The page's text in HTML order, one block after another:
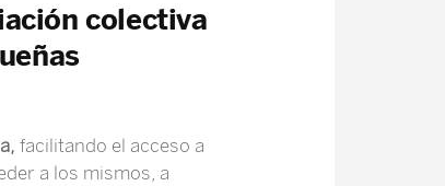
colectiva
facilitando el acceso a
a los mismos, a